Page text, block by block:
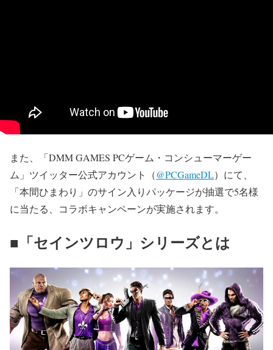
また、「DMM GAMES PCゲーム・コンシューマーゲー
ム」ツイッター公式アカウント（@PCGameDL）にて、
「本間ひまわり」のサイン入りパッケージが抽選で5名様
に当たる、コラボキャンペーンが実施されます。
■「セインツロウ」シリーズとは